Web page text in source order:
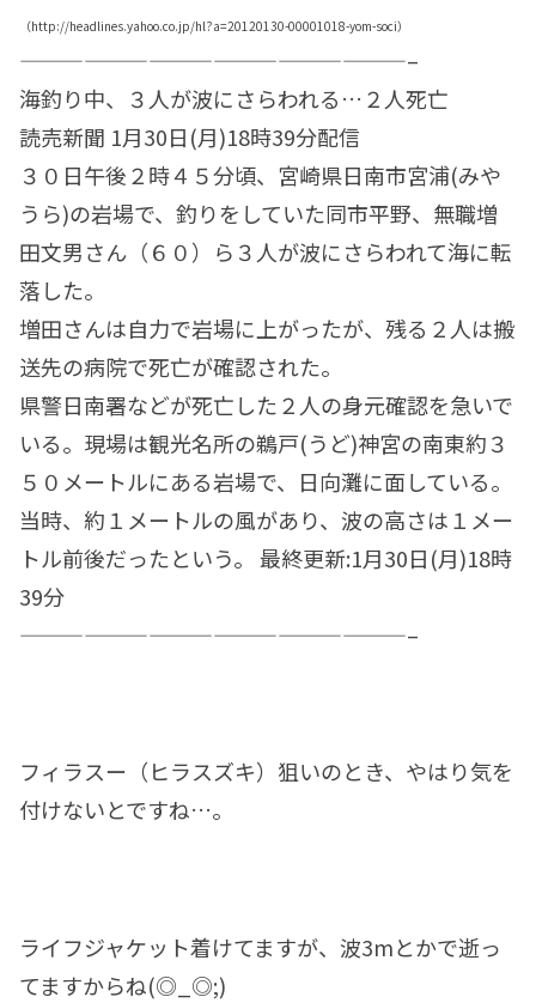
（http://headlines.yahoo.co.jp/hl?a=20120130-00001018-yom-soci）
——————————————————–
海釣り中、３人が波にさらわれる…２人死亡
読売新聞 1月30日(月)18時39分配信
３０日午後２時４５分頃、宮崎県日南市宮浦(みや
うら)の岩場で、釣りをしていた同市平野、無職増
田文男さん（６０）ら３人が波にさらわれて海に転
落した。
増田さんは自力で岩場に上がったが、残る２人は搬
送先の病院で死亡が確認された。
県警日南署などが死亡した２人の身元確認を急いで
いる。現場は観光名所の鵜戸(うど)神宮の南東約３
５０メートルにある岩場で、日向灘に面している。
当時、約１メートルの風があり、波の高さは１メー
トル前後だったという。 最終更新:1月30日(月)18時
39分
——————————————————–
フィラスー（ヒラスズキ）狙いのとき、やはり気を
付けないとですね…。
ライフジャケット着けてますが、波3mとかで逝っ
てますからね(◎_◎;)